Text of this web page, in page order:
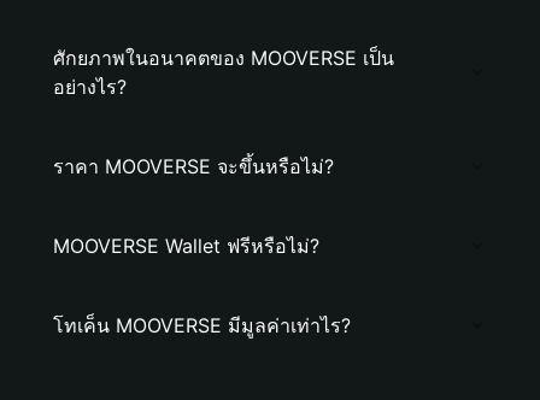
ศักยภาพในอนาคตของ MOOVERSE เป็น
อย่างไร?
ราคา MOOVERSE จะขึ้นหรือไม่?
MOOVERSE Wallet ฟรีหรือไม่?
โทเค็น MOOVERSE มีมูลค่าเท่าไร?